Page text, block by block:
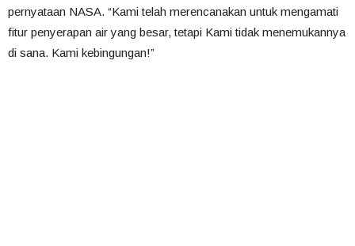
pernyataan NASA. “Kami telah merencanakan untuk mengamati
fitur penyerapan air yang besar, tetapi Kami tidak menemukannya
di sana. Kami kebingungan!”